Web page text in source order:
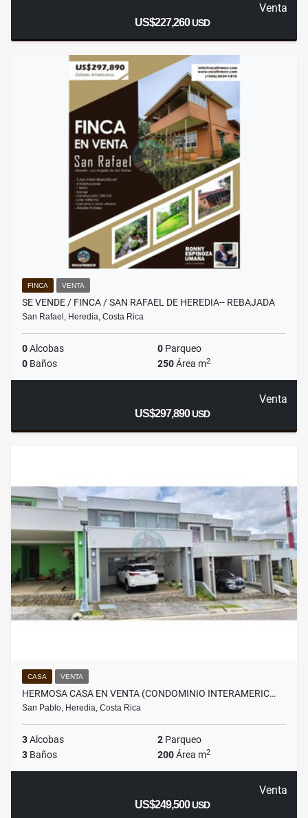
Venta
US$227,260USD
FINCA VENTA
SE VENDE / FINCA / SAN RAFAEL DE HEREDIA-- REBAJADA
San Rafael, Heredia, Costa Rica
0Alcobas 0 Parqueo
0 Baños 250Área m2
Venta
US$297,890USD
CASA VENTA
HERMOSA CASA EN VENTA (CONDOMINIO INTERAMERIC…
San Pablo, Heredia, Costa Rica
3Alcobas 2 Parqueo
3 Baños 200Área m2
Venta
US$249,500USD